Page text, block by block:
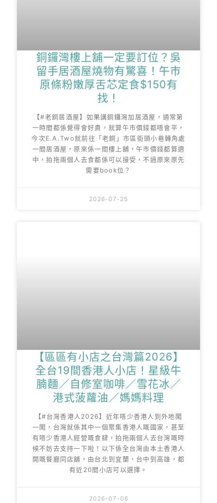
銅鑼灣樓上舖一定要訂位？吳
留手居酒屋燒物有驚喜！午市
原條粉嫩厚舌芯定食$150有
找！
【#老銅居酒屋】如果講銅鑼灣加居酒屋，通常第
一時間都係覺得會好貴，就算午市價錢都唔會平，
今次E.A.Two就前往「老銅」市區街頭小巷轉角處
一間居酒屋，原來係一間樓上舖，午市價錢都算適
中，拍拖兩個人去食都係可以接受，不過原來原先
需要book位？
2026-07-25
【區區有小店之台灣篇2026】
全台19間香港人小店！星級牛
腩麵／自修室咖啡／雪花冰／
港式菠蘿油／媽媽料理
【#台灣香港人2026】近年唔少香港人到外地闖
一闖，台灣就係其中一個聚集香港人嘅國家，甚至
有唔少香港人經營嘅食肆，拍拖兩個人去台灣嘅時
候不妨去支持一下啦！以下係全台灣由本土香港人
開嘅餐廳同店舖，由台北到宜蘭，台中到高雄，都
有近20間小店可以選擇。
2026-07-06